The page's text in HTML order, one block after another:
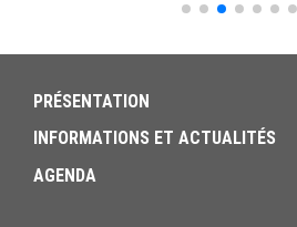
PRÉSENTATION
INFORMATIONS ET ACTUALITÉS
AGENDA